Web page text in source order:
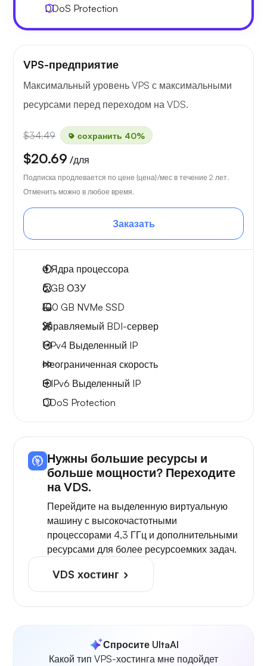
DDoS Protection
VPS-предприятие
Максимальный уровень VPS с максимальными
ресурсами перед переходом на VDS.
$34.49 сохранить 40%
$20.69 /для
Подписка продлевается по цене {цена}/мес в течение 2 лет.
Отменить можно в любое время.
Заказать
4Ядра процессора
6 GB ОЗУ
100 GB NVMe SSD
Управляемый BDI-сервер
1 IPv4 Выделенный IP
Неограниченная скорость
8 IPv6 Выделенный IP
DDoS Protection
Нужны большие ресурсы и
больше мощности? Переходите
на VDS.
Перейдите на выделенную виртуальную
машину с высокочастотными
процессорами 4,3 ГГц и дополнительными
ресурсами для более ресурсоемких задач.
VDS хостинг
Спросите UltaAI
Какой тип VPS-хостинга мне подойдет